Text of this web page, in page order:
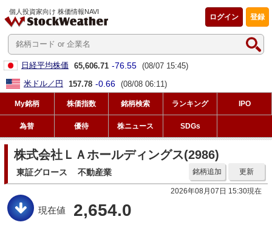
個人投資家向け 株価情報NAVI
登録
ログイン
日経平均株価 65,606.71 -76.55 (08/07 15:45)
米ドル／円
157.78 -0.66 (08/08 06:11)
My銘柄 株価指数 銘柄検索 ランキング IPO
為替 優待 株ニュース SDGs
株式会社ＬＡホールディングス(2986)
東証グロース 不動産業 更新
銘柄追加
2026年08月07日 15:30現在
現在値 2,654.0